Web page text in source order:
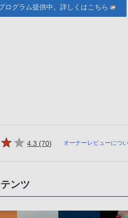
ログラム提供中。詳しくはこちら
5つの星のうち
4.3 (70件のレビュー
) オーナーレビューにつ
ンツ